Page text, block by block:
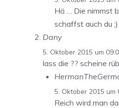
Hä … Die nimmst
schaffst auch du ;)
Dany
5. Oktober 2015 um
lass die ?? scheine
5. Oktober 2015 um
Reich wird man